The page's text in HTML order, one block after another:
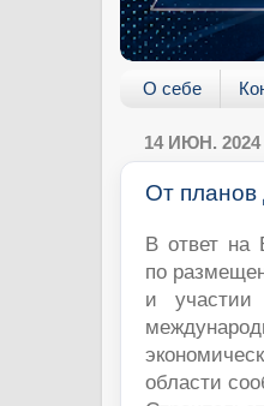
О себе
14 ИЮН. 2024
От планов
В ответ на
по
и участии
области